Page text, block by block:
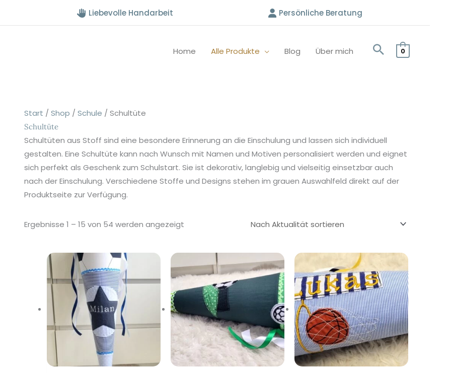
Liebevolle Handarbeit Persönliche Beratung
Home Alle Produkte Blog Über mich 0
Start / Shop / Schule / Schultüte
Schultüte
Schultüten aus Stoff sind eine besondere Erinnerung an die Einschulung und lassen sich individuell
gestalten. Eine Schultüte kann nach Wunsch mit Namen und Motiven personalisiert werden und eignet
sich perfekt als Geschenk zum Schulstart. Sie ist dekorativ, langlebig und vielseitig einsetzbar auch
nach der Einschulung. Verschiedene Stoffe und Designs stehen im grauen Auswahlfeld direkt auf der
Produktseite zur Verfügung.
Ergebnisse 1 – 15 von 54 werden angezeigt
sortiert